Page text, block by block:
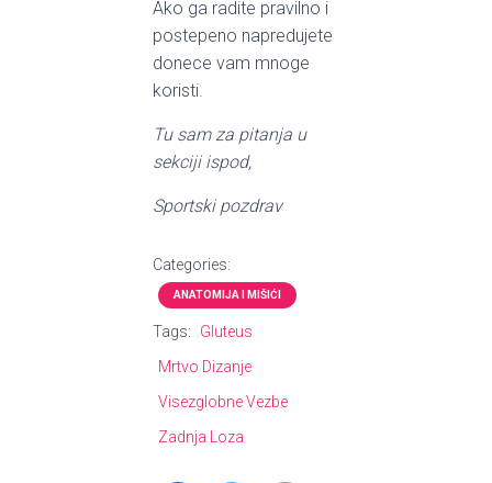
Ako ga radite pravilno i
postepeno napredujete
donece vam mnoge
koristi.
Tu sam za pitanja u
sekciji ispod,
Sportski pozdrav
Categories:
ANATOMIJA I MIŠIĆI
Tags:
Gluteus
Mrtvo Dizanje
Visezglobne Vezbe
Zadnja Loza